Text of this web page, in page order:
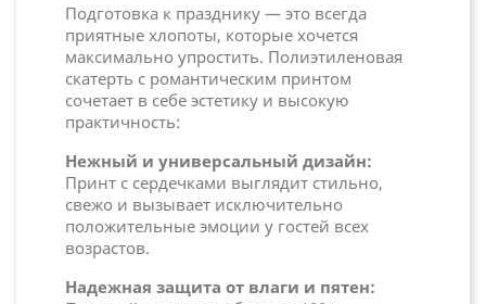
Подготовка к празднику — это всегда
приятные хлопоты, которые хочется
максимально упростить. Полиэтиленовая
скатерть с романтическим принтом
сочетает в себе эстетику и высокую
практичность:
Нежный и универсальный дизайн:
Принт с сердечками выглядит стильно,
свежо и вызывает исключительно
положительные эмоции у гостей всех
возрастов.
Надежная защита от влаги и пятен: